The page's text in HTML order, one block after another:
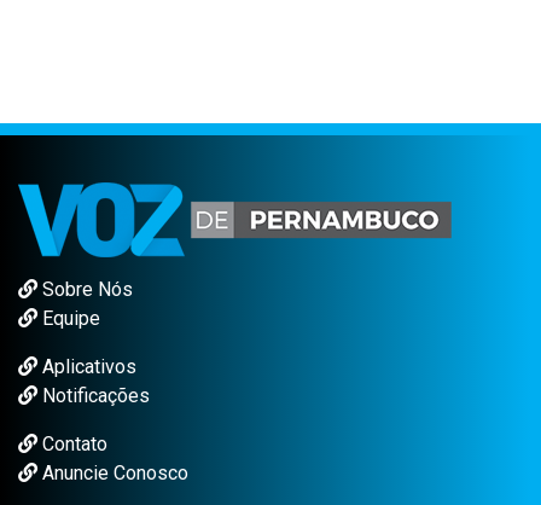
Sobre Nós
Equipe
Aplicativos
Notificações
Contato
Anuncie Conosco